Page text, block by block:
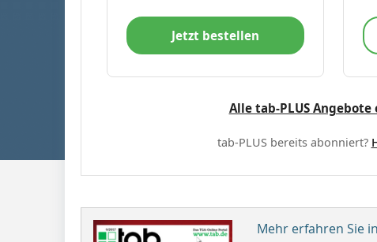
Jetzt bestellen
Alle tab-PLUS Angebote
tab-PLUS bereits abonniert?
Mehr erfahren Sie in